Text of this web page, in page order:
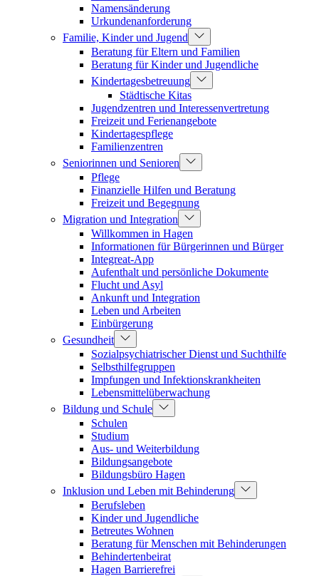
Namensänderung
Urkundenanforderung
Familie, Kinder und Jugend
Beratung für Eltern und Familien
Beratung für Kinder und Jugendliche
Kindertagesbetreuung
Städtische Kitas
Jugendzentren und Interessenvertretung
Freizeit und Ferienangebote
Kindertagespflege
Familienzentren
Seniorinnen und Senioren
Pflege
Finanzielle Hilfen und Beratung
Freizeit und Begegnung
Migration und Integration
Willkommen in Hagen
Informationen für Bürgerinnen und Bürger
Integreat-App
Aufenthalt und persönliche Dokumente
Flucht und Asyl
Ankunft und Integration
Leben und Arbeiten
Einbürgerung
Gesundheit
Sozialpsychiatrischer Dienst und Suchthilfe
Selbsthilfegruppen
Impfungen und Infektionskrankheiten
Lebensmittelüberwachung
Bildung und Schule
Schulen
Studium
Aus- und Weiterbildung
Bildungsangebote
Bildungsbüro Hagen
Inklusion und Leben mit Behinderung
Berufsleben
Kinder und Jugendliche
Betreutes Wohnen
Beratung für Menschen mit Behinderungen
Behindertenbeirat
Hagen Barrierefrei